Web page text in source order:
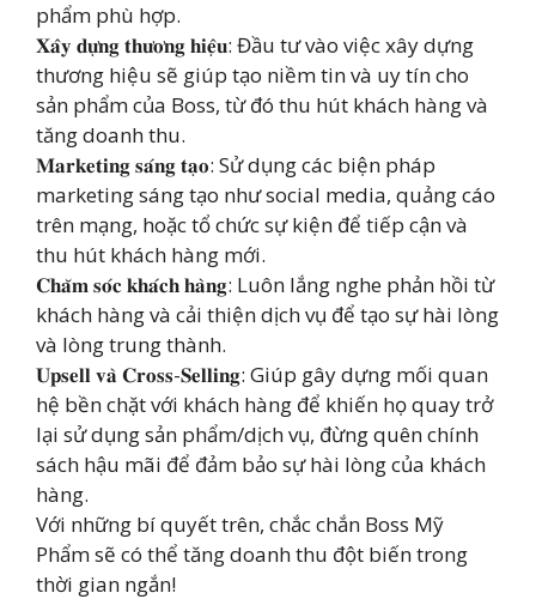
phẩm phù hợp.
𝐗𝐚̂𝐲 𝐝𝐮̛̣𝐧𝐠 𝐭𝐡𝐮̛𝐨̛𝐧𝐠 𝐡𝐢𝐞̣̂𝐮: Đầu tư vào việc xây dựng
thương hiệu sẽ giúp tạo niềm tin và uy tín cho
sản phẩm của Boss, từ đó thu hút khách hàng và
tăng doanh thu.
𝐌𝐚𝐫𝐤𝐞𝐭𝐢𝐧𝐠 𝐬𝐚́𝐧𝐠 𝐭𝐚̣𝐨: Sử dụng các biện pháp
marketing sáng tạo như social media, quảng cáo
trên mạng, hoặc tổ chức sự kiện để tiếp cận và
thu hút khách hàng mới.
𝐂𝐡𝐚̆𝐦 𝐬𝐨́𝐜 𝐤𝐡𝐚́𝐜𝐡 𝐡𝐚̀𝐧𝐠: Luôn lắng nghe phản hồi từ
khách hàng và cải thiện dịch vụ để tạo sự hài lòng
và lòng trung thành.
𝐔𝐩𝐬𝐞𝐥𝐥 𝐯𝐚̀ 𝐂𝐫𝐨𝐬𝐬-𝐒𝐞𝐥𝐥𝐢𝐧𝐠: Giúp gây dựng mối quan
hệ bền chặt với khách hàng để khiến họ quay trở
lại sử dụng sản phẩm/dịch vụ, đừng quên chính
sách hậu mãi để đảm bảo sự hài lòng của khách
hàng.
Với những bí quyết trên, chắc chắn Boss Mỹ
Phẩm sẽ có thể tăng doanh thu đột biến trong
thời gian ngắn!